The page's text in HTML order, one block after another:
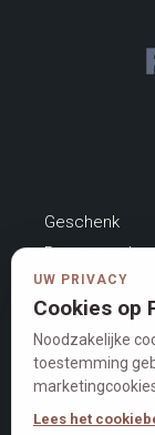
Geschenk
Damesmode
Eten
Video
Soep
UW PRIVACY
Cookies op
Noodzakelijke
toestemming
Lees het